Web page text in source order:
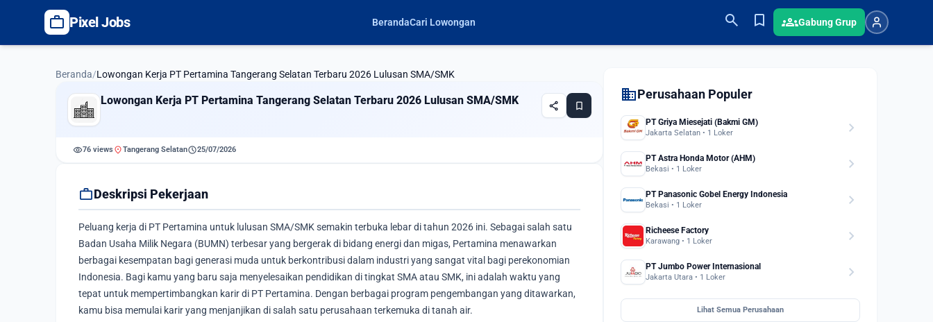
work Pixel Jobs BerandaCari Lowongan search bookmark groupsGabung Grup
Beranda/Lowongan Kerja PT Pertamina Tangerang Selatan Terbaru 2026 Lulusan SMA/SMK
Lowongan Kerja PT Pertamina Tangerang Selatan Terbaru 2026 Lulusan SMA/SMK share bookmark
visibility76 viewslocation_onTangerang Selatanschedule25/07/2026
workDeskripsi Pekerjaan
Peluang kerja di PT Pertamina untuk lulusan SMA/SMK semakin terbuka lebar di tahun 2026 ini. Sebagai salah satu
Badan Usaha Milik Negara (BUMN) terbesar yang bergerak di bidang energi dan migas, Pertamina menawarkan
berbagai kesempatan bagi generasi muda untuk berkontribusi dalam industri yang sangat vital bagi perekonomian
Indonesia. Bagi kamu yang baru saja menyelesaikan pendidikan di tingkat SMA atau SMK, ini adalah waktu yang
tepat untuk mempertimbangkan karir di PT Pertamina. Dengan berbagai program pengembangan yang ditawarkan,
kamu bisa memulai karir yang menjanjikan di salah satu perusahaan terkemuka di tanah air.
domainPerusahaan Populer
PT Griya Miesejati (Bakmi GM)
Jakarta Selatan • 1 Loker chevron_right
PT Astra Honda Motor (AHM)
Bekasi • 1 Loker chevron_right
PT Panasonic Gobel Energy Indonesia
Bekasi • 1 Loker chevron_right
Richeese Factory
Karawang • 1 Loker chevron_right
PT Jumbo Power Internasional
Jakarta Utara • 1 Loker chevron_right
Lihat Semua Perusahaan